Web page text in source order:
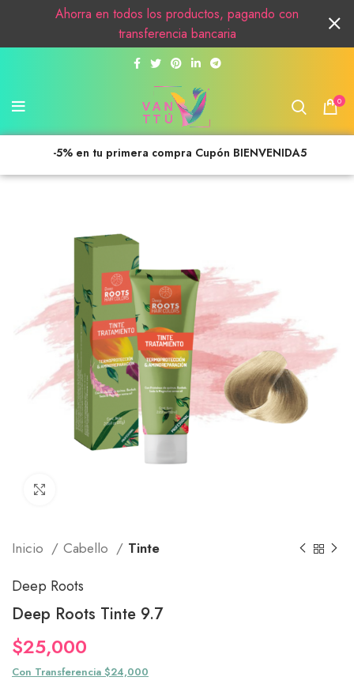
0
-5% en tu primera compra Cupón BIENVENIDA5
Inicio Cabello Tinte
Deep Roots
Deep Roots Tinte 9.7
$25,000
Con Transferencia $24,000
Ahorra en todos los productos, pagando con
transferencia bancaria